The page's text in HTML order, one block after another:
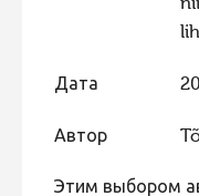
Дата
Автор
Этим выбором